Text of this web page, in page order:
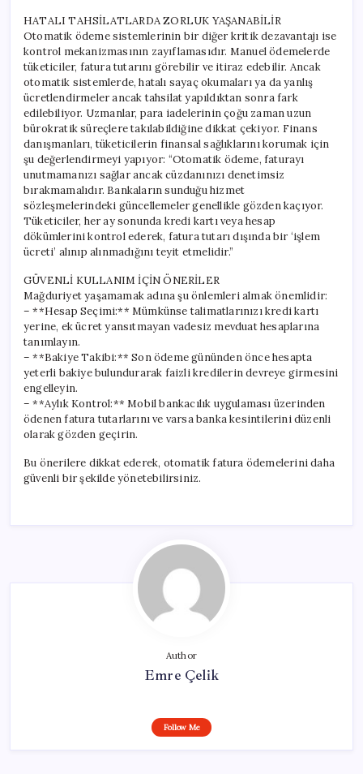
HATALI TAHSİLATLARDA ZORLUK YAŞANABİLİR
Otomatik ödeme sistemlerinin bir diğer kritik dezavantajı ise
kontrol mekanizmasının zayıflamasıdır. Manuel ödemelerde
tüketiciler, fatura tutarını görebilir ve itiraz edebilir. Ancak
otomatik sistemlerde, hatalı sayaç okumaları ya da yanlış
ücretlendirmeler ancak tahsilat yapıldıktan sonra fark
edilebiliyor. Uzmanlar, para iadelerinin çoğu zaman uzun
bürokratik süreçlere takılabildiğine dikkat çekiyor. Finans
danışmanları, tüketicilerin finansal sağlıklarını korumak için
şu değerlendirmeyi yapıyor: “Otomatik ödeme, faturayı
unutmamanızı sağlar ancak cüzdanınızı denetimsiz
bırakmamalıdır. Bankaların sunduğu hizmet
sözleşmelerindeki güncellemeler genellikle gözden kaçıyor.
Tüketiciler, her ay sonunda kredi kartı veya hesap
dökümlerini kontrol ederek, fatura tutarı dışında bir ‘işlem
ücreti’ alınıp alınmadığını teyit etmelidir.”
GÜVENLİ KULLANIM İÇİN ÖNERİLER
Mağduriyet yaşamamak adına şu önlemleri almak önemlidir:
– **Hesap Seçimi:** Mümkünse talimatlarınızı kredi kartı
yerine, ek ücret yansıtmayan vadesiz mevduat hesaplarına
tanımlayın.
– **Bakiye Takibi:** Son ödeme gününden önce hesapta
yeterli bakiye bulundurarak faizli kredilerin devreye girmesini
engelleyin.
– **Aylık Kontrol:** Mobil bankacılık uygulaması üzerinden
ödenen fatura tutarlarını ve varsa banka kesintilerini düzenli
olarak gözden geçirin.
Bu önerilere dikkat ederek, otomatik fatura ödemelerini daha
güvenli bir şekilde yönetebilirsiniz.
Author
Emre Çelik
Follow Me